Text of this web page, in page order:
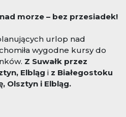
morze – bez przesiadek!
urlop nad
wygodne kursy do
Z Suwałk przez
Elbląg i z Białegostoku
Olsztyn i Elbląg.